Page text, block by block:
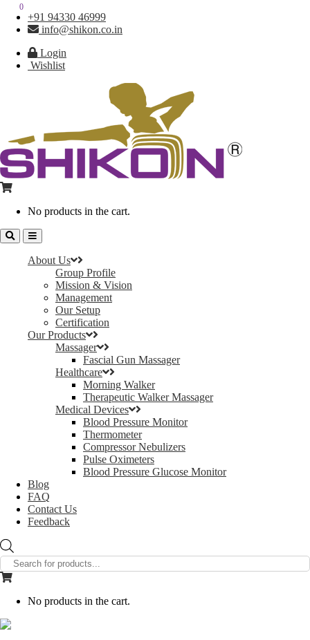
+91 94330 46999
info@shikon.co.in
Login
Wishlist
0
No products in the cart.
About Us
Group Profile
Mission & Vision
Management
Our Setup
Certification
Our Products
Massager
Fascial Gun Massager
Healthcare
Morning Walker
Therapeutic Walker Massager
Medical Devices
Blood Pressure Monitor
Thermometer
Compressor Nebulizers
Pulse Oximeters
Blood Pressure Glucose Monitor
Blog
FAQ
Contact Us
Feedback
search
0
No products in the cart.